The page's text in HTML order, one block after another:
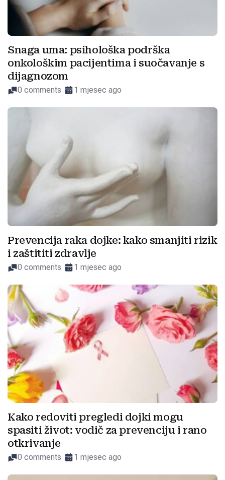
Snaga uma: psihološka podrška
onkološkim pacijentima i suočavanje s
dijagnozom
0 comments 1 mjesec ago
Prevencija raka dojke: kako smanjiti rizik
i zaštititi zdravlje
0 comments 1 mjesec ago
Kako redoviti pregledi dojki mogu
spasiti život: vodič za prevenciju i rano
otkrivanje
0 comments 1 mjesec ago